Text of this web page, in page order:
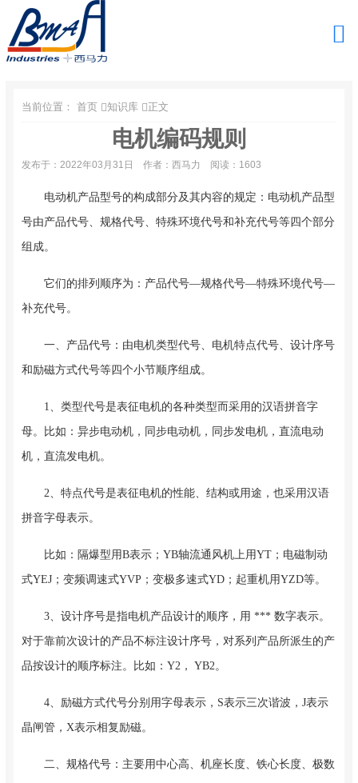
当前位置： 首页 知识库 正文
电机编码规则
发布于：2022年03月31日 作者：西马力 阅读：1603
电动机产品型号的构成部分及其内容的规定：电动机产品型
号由产品代号、规格代号、特殊环境代号和补充代号等四个部分
组成。
它们的排列顺序为：产品代号—规格代号—特殊环境代号—
补充代号。
一、产品代号：由电机类型代号、电机特点代号、设计序号
和励磁方式代号等四个小节顺序组成。
1、类型代号是表征电机的各种类型而采用的汉语拼音字
母。比如：异步电动机，同步电动机，同步发电机，直流电动
机，直流发电机。
2、特点代号是表征电机的性能、结构或用途，也采用汉语
拼音字母表示。
比如：隔爆型用B表示；YB轴流通风机上用YT；电磁制动
式YEJ；变频调速式YVP；变极多速式YD；起重机用YZD等。
3、设计序号是指电机产品设计的顺序，用 *** 数字表示。
对于靠前次设计的产品不标注设计序号，对系列产品所派生的产
品按设计的顺序标注。比如：Y2， YB2。
4、励磁方式代号分别用字母表示，S表示三次谐波，J表示
晶闸管，X表示相复励磁。
二、规格代号：主要用中心高、机座长度、铁心长度、极数